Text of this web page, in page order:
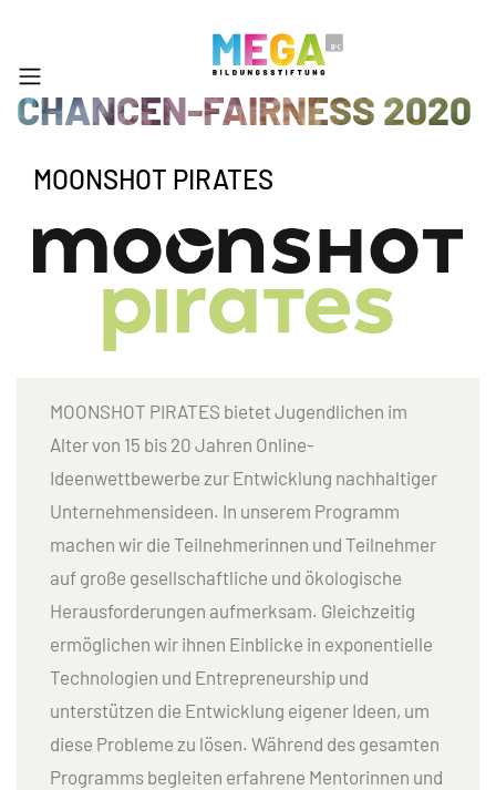
CHANCEN-FAIRNESS 2020
MOONSHOT PIRATES
MOONSHOT PIRATES bietet Jugendlichen im
Alter von 15 bis 20 Jahren Online-
Ideenwettbewerbe zur Entwicklung nachhaltiger
Unternehmensideen. In unserem Programm
machen wir die Teilnehmerinnen und Teilnehmer
auf große gesellschaftliche und ökologische
Herausforderungen aufmerksam. Gleichzeitig
ermöglichen wir ihnen Einblicke in exponentielle
Technologien und Entrepreneurship und
unterstützen die Entwicklung eigener Ideen, um
diese Probleme zu lösen. Während des gesamten
Programms begleiten erfahrene Mentorinnen und